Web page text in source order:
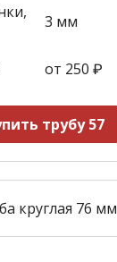
3 мм
от 250 ₽
трубу 57
круглая 76 мм